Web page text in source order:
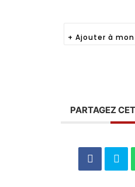
+ Ajouter à
PARTAGEZ